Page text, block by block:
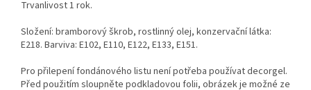
Trvanlivost 1 rok.
Složení: bramborový škrob, rostlinný olej, konzervační látka:
E218. Barviva: E102, E110, E122, E133, E151.
Pro přilepení fondánového listu není potřeba používat decorgel.
Před použitím sloupněte podkladovou folii, obrázek je možné ze